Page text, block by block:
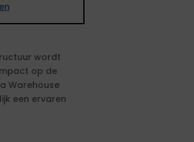
wordt
op de
Warehouse
een ervaren